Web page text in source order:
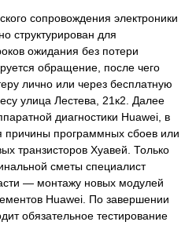
сопровождения электроники
структурирован для
ожидания без потери
обращение, после чего
лично или через бесплатную
улица Лестева, 21к2. Далее
диагностики Huawei, в
причины программных сбоев или
транзисторов Хуавей. Только
сметы специалист
— монтажу новых модулей
Huawei. По завершении
обязательное тестирование